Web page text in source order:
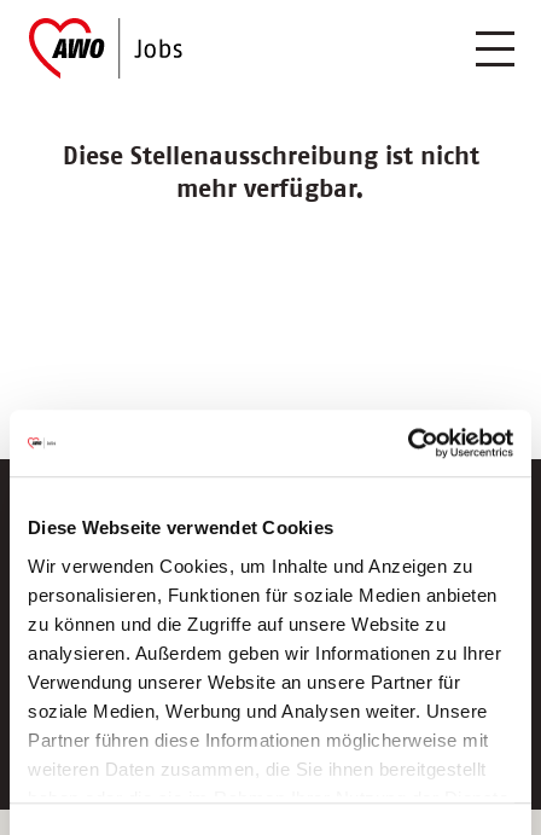
Diese Webseite verwendet Cookies
Wir verwenden Cookies, um Inhalte und Anzeigen zu
personalisieren, Funktionen für soziale Medien anbieten
zu können und die Zugriffe auf unsere Website zu
analysieren. Außerdem geben wir Informationen zu Ihrer
Verwendung unserer Website an unsere Partner für
soziale Medien, Werbung und Analysen weiter. Unsere
Partner führen diese Informationen möglicherweise mit
weiteren Daten zusammen, die Sie ihnen bereitgestellt
Diese Stellenausschreibung ist nicht
mehr verfügbar.
Neue Stellen per E-Mail.
Ein kostenloser Service von AWO
Jobs.
E-Mail-Adresse eintragen